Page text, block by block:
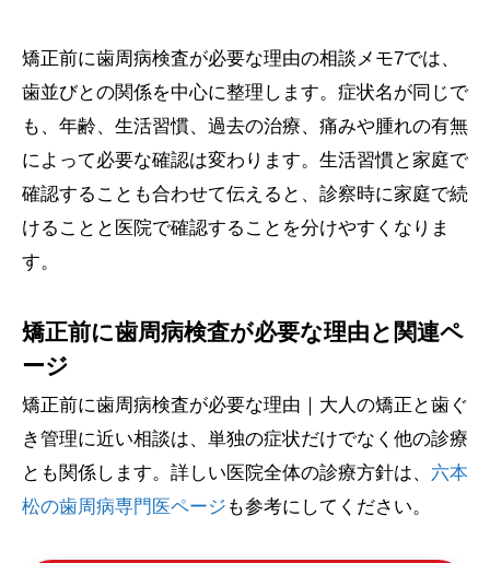
矯正前に歯周病検査が必要な理由の相談メモ7では、
歯並びとの関係を中心に整理します。症状名が同じで
も、年齢、生活習慣、過去の治療、痛みや腫れの有無
によって必要な確認は変わります。生活習慣と家庭で
確認することも合わせて伝えると、診察時に家庭で続
けることと医院で確認することを分けやすくなりま
す。
矯正前に歯周病検査が必要な理由と関連ペ
ージ
矯正前に歯周病検査が必要な理由｜大人の矯正と歯ぐ
き管理に近い相談は、単独の症状だけでなく他の診療
とも関係します。詳しい医院全体の診療方針は、 六本
松の歯周病専門医ページ も参考にしてください。